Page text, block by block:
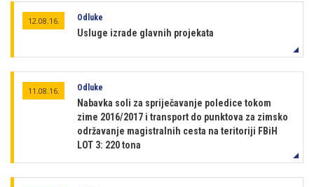
12.08.16. Odluke
Usluge izrade glavnih projekata
11.08.16. Odluke
Nabavka soli za spriječavanje poledice tokom
zime 2016/2017 i transport do punktova za zimsko
održavanje magistralnih cesta na teritoriji FBiH
LOT 3: 220 tona